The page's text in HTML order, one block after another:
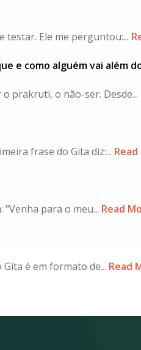
Ele me perguntou:...
e como alguém vai além
prakruti, o não-ser. Desde...
frase do Gita diz:...
para o meu... Read
é em formato de... Read